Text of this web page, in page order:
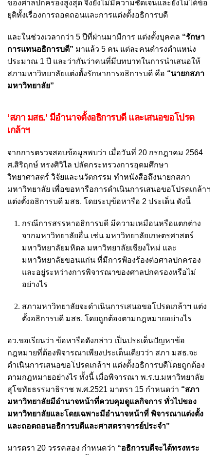
ของศาลปกครองสูงสุด จึงยังไม่มีความชัดเจนและยังไม่ได้ข้อ
ยุติทั้งเรื่องการถอดถอนและการแต่งตั้งอธิการบดี
และในช่วงเวลากว่า 5 ปีที่ผ่านมามีการ แต่งตั้งบุคคล “รักษา
การแทนอธิการบดี” มาแล้ว 5 คน แต่ละคนดำรงตำแหน่ง
ประมาณ 1 ปี และว่ากันว่าคนที่มีบทบาทในการนำเสนอให้
สภามหาวิทยาลัยแต่งตั้งรักษาการอธิการบดี คือ “นายกสภา
มหาวิทยาลัย”
‘สภา มสธ.’ มีอำนาจตั้งอธิการบดี และเสนอขอโปรด
เกล้าฯ
จากการตรวจสอบข้อมูลพบว่า เมื่อวันที่ 20 กรกฎาคม 2564
ศ.สิริฤกษ์ ทรงศิวิไล ปลัดกระทรวงการอุดมศึกษา
วิทยาศาสตร์ วิจัยและนวัตกรรม ทำหนังสือถึงนายกสภา
มหาวิทยาลัย เพื่อขอหารือการดำเนินการเสนอขอโปรดเกล้าฯ
แต่งตั้งอธิการบดี มสธ. โดยระบุข้อหารือ 2 ประเด็น ดังนี้
กรณีการสรรหาอธิการบดี มีความเหมือนหรือแตกต่าง
จากมหาวิทยาลัยอื่น เช่น มหาวิทยาลัยเกษตรศาสตร์
มหาวิทยาลัยมหิดล มหาวิทยาลัยเชียงใหม่ และ
มหาวิทยาลัยขอนแก่น ที่มีการฟ้องร้องต่อศาลปกครอง
และอยู่ระหว่างการพิจารณาของศาลปกครองหรือไม่
อย่างไร
สภามหาวิทยาลัยจะดำเนินการเสนอขอโปรดเกล้าฯ แต่ง
ตั้งอธิการบดี มสธ. โดยถูกต้องตามกฎหมายอย่างไร
อว.ขอเรียนว่า ข้อหารือดังกล่าว เป็นประเด็นปัญหาข้อ
กฎหมายที่ต้องพิจารณาเพียงประเด็นเดียวว่า สภา มสธ.จะ
ดำเนินการเสนอขอโปรดเกล้าฯ แต่งตั้งอธิการบดีโดยถูกต้อง
ตามกฎหมายอย่างไร ทั้งนี้ เมื่อพิจารณา พ.ร.บ.มหาวิทยาลัย
สุโขทัยธรรมาธิราช พ.ศ.2521 มาตรา 15 กำหนดว่า “สภา
มหาวิทยาลัยมีอำนาจหน้าที่ควบคุมดูแลกิจการ ทั่วไปของ
มหาวิทยาลัยและโดยเฉพาะมีอำนาจหน้าที่ พิจารณาแต่งตั้ง
และถอดถอนอธิการบดีและศาสตราจารย์ประจำ”
มารตรา 20 วรรคสอง กำหนดว่า “อธิการบดีจะได้ทรงพระ